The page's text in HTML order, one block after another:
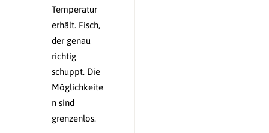
Temperatur
erhält. Fisch,
der genau
richtig
schuppt. Die
Möglichkeite
n sind
grenzenlos.